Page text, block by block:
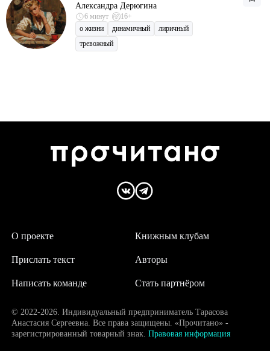
Александра Дерюгина
6 минут
16+
о жизни
динамичный
лиричный
тревожный
О проекте
Написать команде
Авторы
Прислать текст
Книжным клубам
Стать партнёром
© 2022-2026. Индивидуальный предприниматель Тарасова
Анастасия Сергеевна. Все права защищены. «Прочитано» -
зарегистрированный товарный знак. Правовая информация